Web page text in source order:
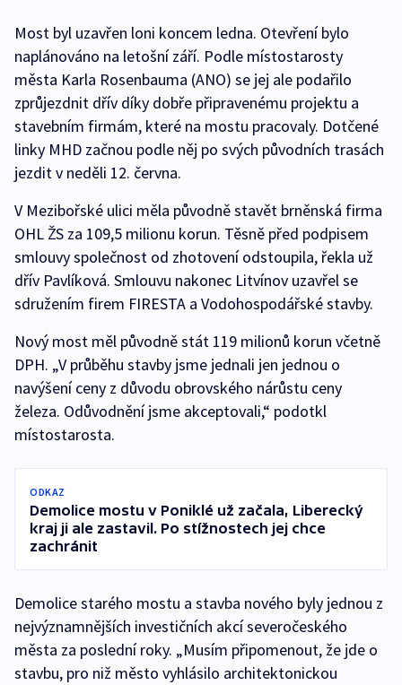
Most byl uzavřen loni koncem ledna. Otevření bylo
naplánováno na letošní září. Podle místostarosty
města Karla Rosenbauma (ANO) se jej ale podařilo
zprůjezdnit dřív díky dobře připravenému projektu a
stavebním firmám, které na mostu pracovaly. Dotčené
linky MHD začnou podle něj po svých původních trasách
jezdit v neděli 12. června.
V Mezibořské ulici měla původně stavět brněnská firma
OHL ŽS za 109,5 milionu korun. Těsně před podpisem
smlouvy společnost od zhotovení odstoupila, řekla už
dřív Pavlíková. Smlouvu nakonec Litvínov uzavřel se
sdružením firem FIRESTA a Vodohospodářské stavby.
Nový most měl původně stát 119 milionů korun včetně
DPH. „V průběhu stavby jsme jednali jen jednou o
navýšení ceny z důvodu obrovského nárůstu ceny
železa. Odůvodnění jsme akceptovali,“ podotkl
místostarosta.
ODKAZ
Demolice mostu v Poniklé už začala, Liberecký
kraj ji ale zastavil. Po stížnostech jej chce
zachránit
Demolice starého mostu a stavba nového byly jednou z
nejvýznamnějších investičních akcí severočeského
města za poslední roky. „Musím připomenout, že jde o
stavbu, pro niž město vyhlásilo architektonickou